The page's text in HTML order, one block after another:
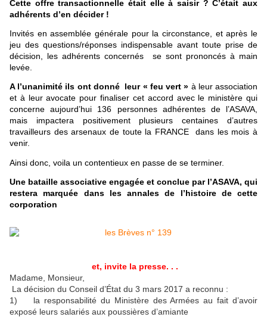
Cette offre transactionnelle était elle à saisir ? C’était aux
adhérents d’en décider !
Invités en assemblée générale pour la circonstance, et après le
jeu des questions/réponses indispensable avant toute prise de
décision, les adhérents concernés se sont prononcés à main
levée.
A l’unanimité ils ont donné leur « feu vert » à leur association
et à leur avocate pour finaliser cet accord avec le ministère qui
concerne aujourd’hui 136 personnes adhérentes de l’ASAVA,
mais impactera positivement plusieurs centaines d’autres
travailleurs des arsenaux de toute la FRANCE dans les mois à
venir.
Ainsi donc, voila un contentieux en passe de se terminer.
Une bataille associative engagée et conclue par l’ASAVA, qui
restera marquée dans les annales de l’histoire de cette
corporation
et, invite la presse. . .
Madame, Monsieur,
La décision du Conseil d’État du 3 mars 2017 a reconnu :
1) la responsabilité du Ministère des Armées au fait d’avoir
exposé leurs salariés aux poussières d’amiante